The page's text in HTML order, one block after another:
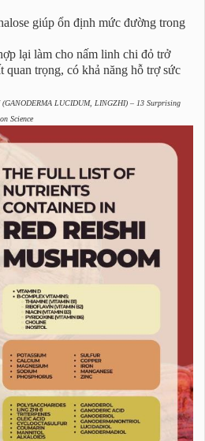
giúp ổn định mức đường trong
lại làm cho nấm linh chi đỏ trở
quan trọng, có khả năng hỗ trợ sức
(GANODERMA LUCIDUM, LINGZHI) – 13 Surprising
Science